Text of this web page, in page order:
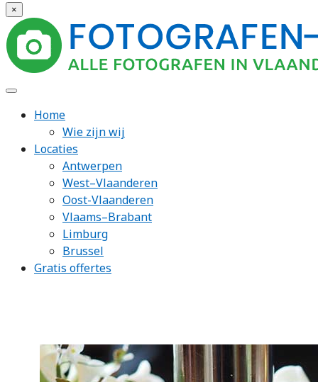
×
Home
Wie zijn wij
Locaties
Antwerpen
West–Vlaanderen
Oost-Vlaanderen
Vlaams–Brabant
Limburg
Brussel
Gratis offertes